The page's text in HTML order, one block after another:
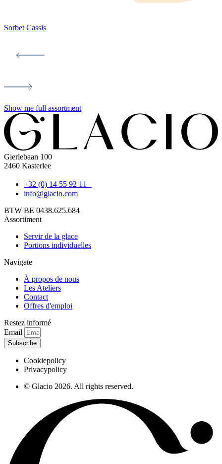
Sorbet Cassis
Show me full assortment
Gierlebaan 100
2460 Kasterlee
+32 (0) 14 55 92 11
info@glacio.com
BTW BE 0438.625.684
Assortiment
Servir de la glace
Portions individuelles
Navigate
À propos de nous
Les Ateliers
Contact
Offres d'emploi
Restez informé
Email
Subscribe
Cookiepolicy
Privacypolicy
© Glacio 2026. All rights reserved.